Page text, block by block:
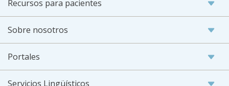
Recursos para pacientes
Sobre nosotros
Portales
Servicios Lingüísticos